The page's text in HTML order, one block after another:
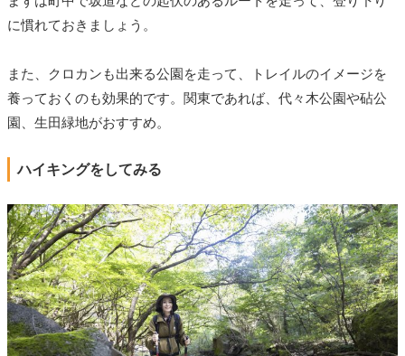
に慣れておきましょう。
また、クロカンも出来る公園を走って、トレイルのイメージを
養っておくのも効果的です。関東であれば、代々木公園や砧公
園、生田緑地がおすすめ。
ハイキングをしてみる